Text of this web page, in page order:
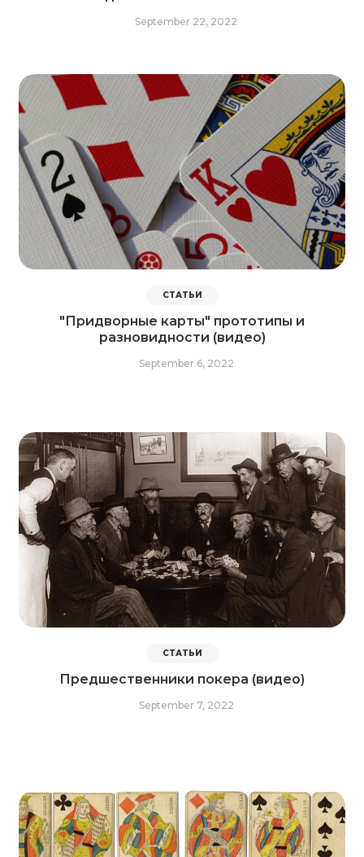
September 22, 2022
СТАТЬИ
"Придворные карты" прототипы и
разновидности (видео)
September 6, 2022
СТАТЬИ
Предшественники покера (видео)
September 7, 2022